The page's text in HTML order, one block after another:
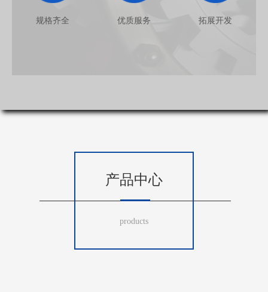
规格齐全 优质服务 拓展开发
产品中心
products